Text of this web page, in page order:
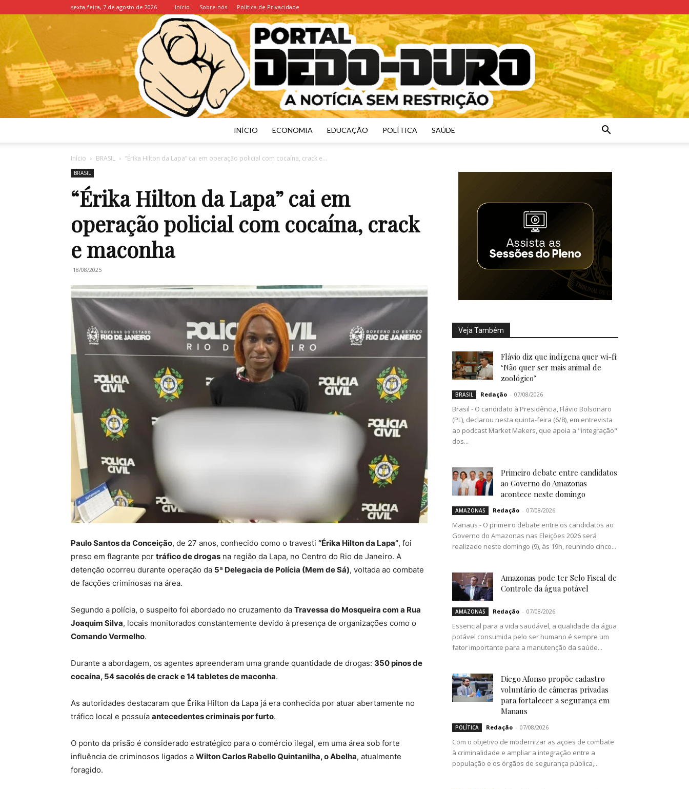
sexta-feira, 7 de agosto de 2026 Início Sobre nós Política de Privacidade
Duro
INÍCIO ECONOMIA EDUCAÇÃO POLÍTICA SAÚDE
Início BRASIL “Érika Hilton da Lapa” cai em operação policial com cocaína, crack e...
BRASIL
“Érika Hilton da Lapa” cai em
operação policial com cocaína, crack
e maconha
18/08/2025
Paulo Santos da Conceição, de 27 anos, conhecido como o travesti “Érika Hilton da Lapa”, foi
preso em flagrante por tráfico de drogas na região da Lapa, no Centro do Rio de Janeiro. A
detenção ocorreu durante operação da 5ª Delegacia de Polícia (Mem de Sá), voltada ao combate
de facções criminosas na área.
Segundo a polícia, o suspeito foi abordado no cruzamento da Travessa do Mosqueira com a Rua
Joaquim Silva, locais monitorados constantemente devido à presença de organizações como o
Comando Vermelho.
Durante a abordagem, os agentes apreenderam uma grande quantidade de drogas: 350 pinos de
cocaína, 54 sacolés de crack e 14 tabletes de maconha.
As autoridades destacaram que Érika Hilton da Lapa já era conhecida por atuar abertamente no
tráfico local e possuía antecedentes criminais por furto.
O ponto da prisão é considerado estratégico para o comércio ilegal, em uma área sob forte
influência de criminosos ligados a Wilton Carlos Rabello Quintanilha, o Abelha, atualmente
foragido.
Veja Também
Flávio diz que indígena quer wi-fi:
‘Não quer ser mais animal de
zoológico’
BRASIL Redação - 07/08/2026
Brasil - O candidato à Presidência, Flávio Bolsonaro
(PL), declarou nesta quinta-feira (6/8), em entrevista
ao podcast Market Makers, que apoia a "integração"
dos...
Primeiro debate entre candidatos
ao Governo do Amazonas
acontece neste domingo
AMAZONAS Redação - 07/08/2026
Manaus - O primeiro debate entre os candidatos ao
Governo do Amazonas nas Eleições 2026 será
realizado neste domingo (9), às 19h, reunindo cinco...
Amazonas pode ter Selo Fiscal de
Controle da água potável
AMAZONAS Redação - 07/08/2026
Essencial para a vida saudável, a qualidade da água
potável consumida pelo ser humano é sempre um
fator importante para a manutenção da saúde...
Diego Afonso propõe cadastro
voluntário de câmeras privadas
para fortalecer a segurança em
Manaus
POLÍTICA Redação - 07/08/2026
Com o objetivo de modernizar as ações de combate
à criminalidade e ampliar a integração entre a
população e os órgãos de segurança pública,...